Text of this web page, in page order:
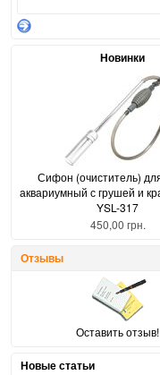
Новинки
Сифон (очиститель)
аквариумный с грушей и
YSL-317
450,00 грн.
Отзывы
Оставить отзыв!
Новые статьи